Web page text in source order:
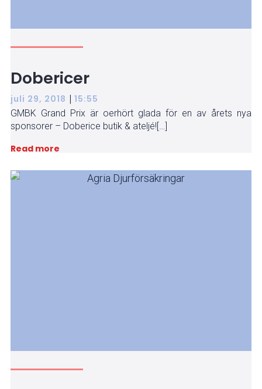
Dobericer
juli 29, 2018 | 15:55
GMBK Grand Prix är oerhört glada för en av årets nya
sponsorer – Doberice butik & ateljé![…]
Read more